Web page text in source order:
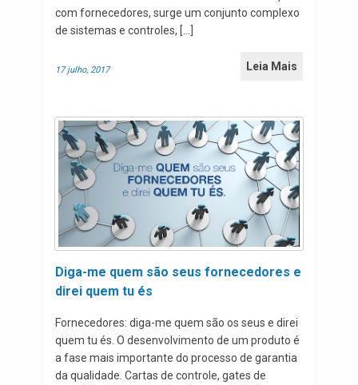
com fornecedores, surge um conjunto complexo
de sistemas e controles, […]
17 julho, 2017 Leia Mais
Diga-me quem são seus fornecedores e
direi quem tu és
Fornecedores: diga-me quem são os seus e direi
quem tu és. O desenvolvimento de um produto é
a fase mais importante do processo de garantia
da qualidade. Cartas de controle, gates de